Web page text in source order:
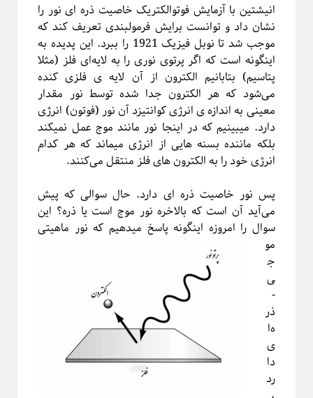
انیشتین با آزمایش فوتوالکتریک خاصیت ذره ای نور را
نشان داد و توانست برایش فرمولبندی تعریف کند که
موجب شد تا نوبل فیزیک 1921 را ببرد. این پدیده به
اینگونه است که اگر پرتوی نوری را به لایه‌ای فلز (مثلا
پتاسیم) بتابانیم الکترون از آن لایه ی فلزی کنده
می‌شود که هر الکترون جدا شده توسط نور مقدار
معینی به اندازه ی انرژی کوانتیزد آن نور (فوتون) انرژی
دارد. میبینیم که در اینجا نور مانند موج عمل نمیکند
بلکه ماننده بسنه هایی از انرژی میماند که هر کدام
انرژی خود را به الکترون های فلز منتقل می‌کنند.
پس نور خاصیت ذره ای دارد. حال سوالی که پیش
می‌آید آن است که بالاخره نور موج است یا ذره؟ این
سوال را امروزه اینگونه پاسخ میدهیم که نور ماهیتی
مو
ج
ی
-
ذر
ه‌ا
ی
دا
رد